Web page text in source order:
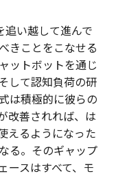
追い越して進んで
きことをこなせる
ットボットを通じ
して認知負荷の研
は積極的に彼らの
改善されれば、は
えるようになった
る。そのギャップ
ースはすべて、モ